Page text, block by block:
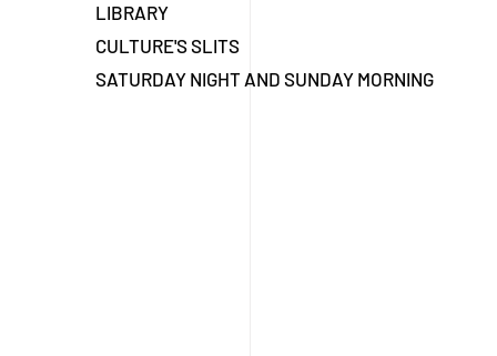
LIBRARY
CULTURE'S SLITS
SATURDAY NIGHT AND SUNDAY MORNING